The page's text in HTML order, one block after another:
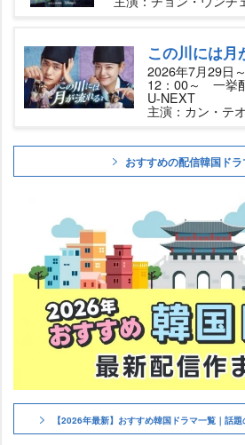
この川には月
2026年7月29日～
12：00～ 一挙
U-NEXT
主演：カン・テ
おすすめの配信韓国ド
【2026年最新】おすすめ韓国ドラマ一覧｜話